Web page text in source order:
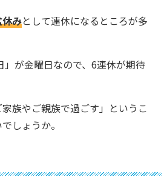
みとして連休になるところが多
」が金曜日なので、6連休が期待
族やご親族で過ごす」というこ
しょうか。